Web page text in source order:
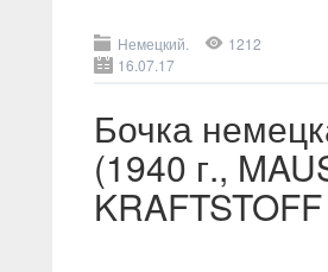
Немецкий.
1212
16.07.17
Бочка
(1940 г.,